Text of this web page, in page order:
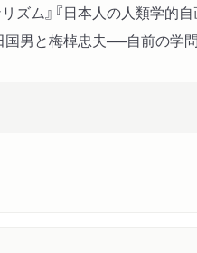
ズム』『日本人の人類学的
国男と梅棹忠夫──自前の学